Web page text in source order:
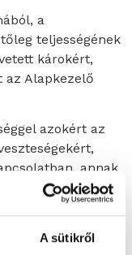
A sütikről
a
teljességének
károkért,
az Alapkezelő
azokért az
annak
állapotából, nem
vonal-
hozott üzleti